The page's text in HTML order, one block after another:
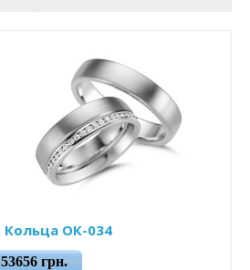
Кольца ОК-034
53656 грн.